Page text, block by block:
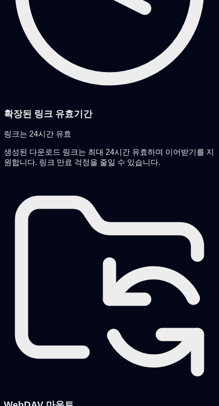
확장된 링크 유효기간
링크는 24시간 유효
생성된 다운로드 링크는 최대 24시간 유효하며 이어받기를 지
원합니다. 링크 만료 걱정을 줄일 수 있습니다.